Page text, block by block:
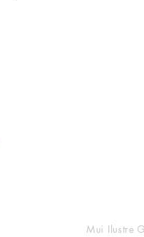
Mui Ilustre